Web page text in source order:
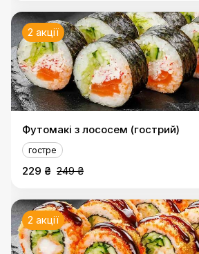
2 акції
Футомакі з лососем (гострий)
гостре
229 ₴ 249 ₴
2 акції